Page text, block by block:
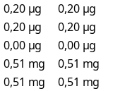
0,20 µg
0,20 µg
0,20 µg
0,20 µg
0,00 µg
0,00 µg
0,51 mg
0,51 mg
0,51 mg
0,51 mg